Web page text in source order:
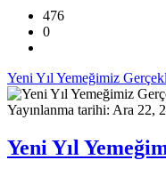
476
0
Yeni Yıl Yemeğimiz
Yayınlanma tarihi: Ara 22,
Yeni Yıl